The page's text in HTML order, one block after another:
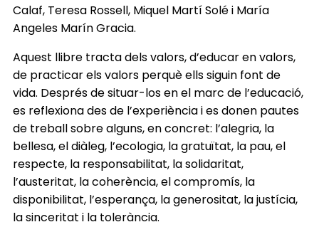
Calaf, Teresa Rossell, Miquel Martí Solé i María
Angeles Marín Gracia.
Aquest llibre tracta dels valors, d’educar en valors,
de practicar els valors perquè ells siguin font de
vida. Després de situar-los en el marc de l’educació,
es reflexiona des de l’experiència i es donen pautes
de treball sobre alguns, en concret: l’alegria, la
bellesa, el diàleg, l’ecologia, la gratuïtat, la pau, el
respecte, la responsabilitat, la solidaritat,
l’austeritat, la coherència, el compromís, la
disponibilitat, l’esperança, la generositat, la justícia,
la sinceritat i la tolerància.